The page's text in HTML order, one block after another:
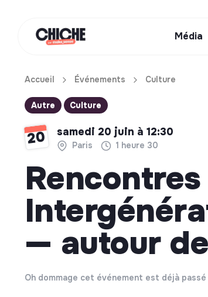
Média
Accueil Événements Culture
Autre Culture
20 samedi 20 juin à 12:30
Paris 1 heure 30
Rencontres
— autour
Oh dommage cet événement est déjà passé